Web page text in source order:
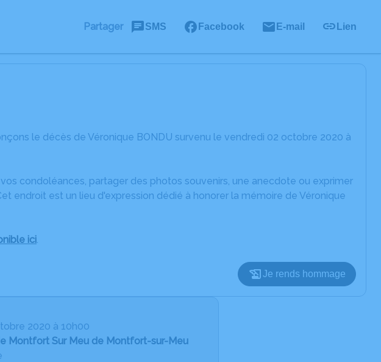
Partager SMS Facebook E-mail Lien
le décès de Véronique BONDU survenu le vendredi 02 octobre 2020 à
condoléances, partager des photos souvenirs, une anecdote ou exprimer
endroit est un lieu d'expression dédié à honorer la mémoire de Véronique
ici.
Je rends hommage
2020 à 10h00
Montfort Sur Meu de Montfort-sur-Meu